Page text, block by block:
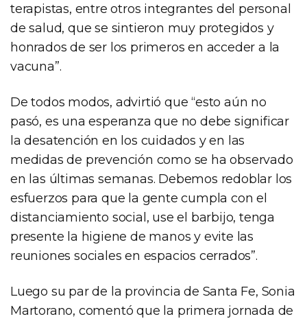
terapistas, entre otros integrantes del personal
de salud, que se sintieron muy protegidos y
honrados de ser los primeros en acceder a la
vacuna”.
De todos modos, advirtió que “esto aún no
pasó, es una esperanza que no debe significar
la desatención en los cuidados y en las
medidas de prevención como se ha observado
en las últimas semanas. Debemos redoblar los
esfuerzos para que la gente cumpla con el
distanciamiento social, use el barbijo, tenga
presente la higiene de manos y evite las
reuniones sociales en espacios cerrados”.
Luego su par de la provincia de Santa Fe, Sonia
Martorano, comentó que la primera jornada de